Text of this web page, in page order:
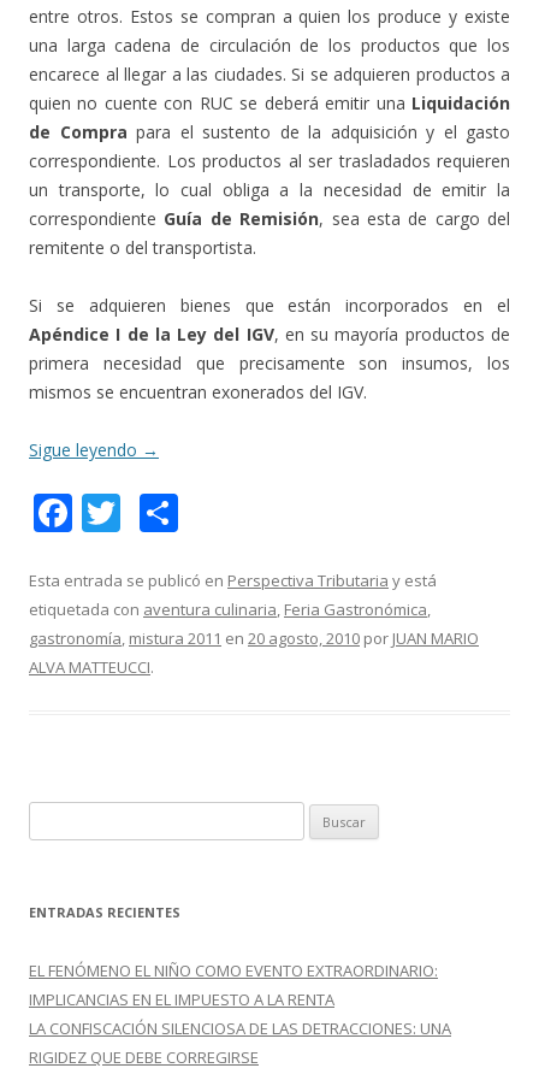
entre otros. Estos se compran a quien los produce y existe
una larga cadena de circulación de los productos que los
encarece al llegar a las ciudades. Si se adquieren productos a
quien no cuente con RUC se deberá emitir una Liquidación
de Compra para el sustento de la adquisición y el gasto
correspondiente. Los productos al ser trasladados requieren
un transporte, lo cual obliga a la necesidad de emitir la
correspondiente Guía de Remisión, sea esta de cargo del
remitente o del transportista.
Si se adquieren bienes que están incorporados en el
Apéndice I de la Ley del IGV, en su mayoría productos de
primera necesidad que precisamente son insumos, los
mismos se encuentran exonerados del IGV.
Sigue leyendo →
F
e
b
o
T
itt
er
m
p
Esta entrada se publicó en Perspectiva Tributaria y está
etiquetada con aventura culinaria, Feria Gastronómica,
gastronomía, mistura 2011 en 20 agosto, 2010 por JUAN MARIO
ALVA MATTEUCCI.
u
c
r
:
ENTRADAS RECIENTES
EL FENÓMENO EL NIÑO COMO EVENTO EXTRAORDINARIO:
IMPLICANCIAS EN EL IMPUESTO A LA RENTA
LA CONFISCACIÓN SILENCIOSA DE LAS DETRACCIONES: UNA
RIGIDEZ QUE DEBE CORREGIRSE